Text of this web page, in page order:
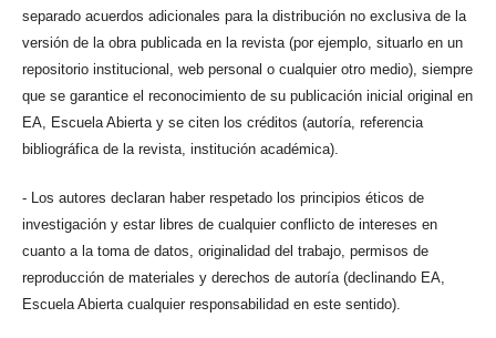
separado acuerdos adicionales para la distribución no exclusiva de la
versión de la obra publicada en la revista (por ejemplo, situarlo en un
repositorio institucional, web personal o cualquier otro medio), siempre
que se garantice el reconocimiento de su publicación inicial original en
EA, Escuela Abierta y se citen los créditos (autoría, referencia
bibliográfica de la revista, institución académica).
- Los autores declaran haber respetado los principios éticos de
investigación y estar libres de cualquier conflicto de intereses en
cuanto a la toma de datos, originalidad del trabajo, permisos de
reproducción de materiales y derechos de autoría (declinando EA,
Escuela Abierta cualquier responsabilidad en este sentido).